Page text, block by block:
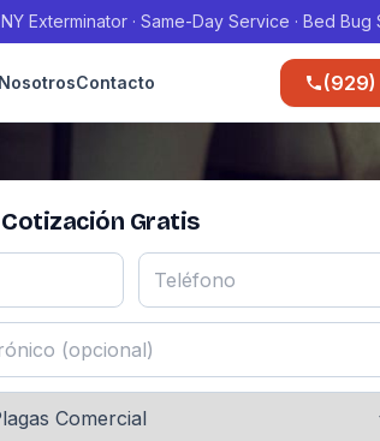
Exterminator · Same-Day Service · Bed Bug
NosotrosContacto (929)
Gratis